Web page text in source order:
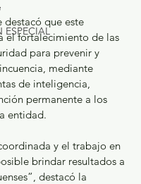
ESPECIAL
destacó que este
el fortalecimiento de las
para prevenir y
mediante
de inteligencia,
permanente a los
entidad.
y el trabajo en
brindar resultados a
destacó la